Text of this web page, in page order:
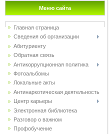
Меню сайта
Главная страница
Сведения об организации
Абитуриенту
Обратная связь
Антикоррупционная политика
Фотоальбомы
Локальные акты
Антинаркотическая деятельность
Центр карьеры
Электронная библиотека
Разговор о важном
Профобучение